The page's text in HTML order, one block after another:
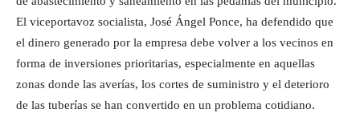
El viceportavoz socialista, José Ángel Ponce, ha defendido que
el dinero generado por la empresa debe volver a los vecinos en
forma de inversiones prioritarias, especialmente en aquellas
zonas donde las averías, los cortes de suministro y el deterioro
de las tuberías se han convertido en un problema cotidiano.